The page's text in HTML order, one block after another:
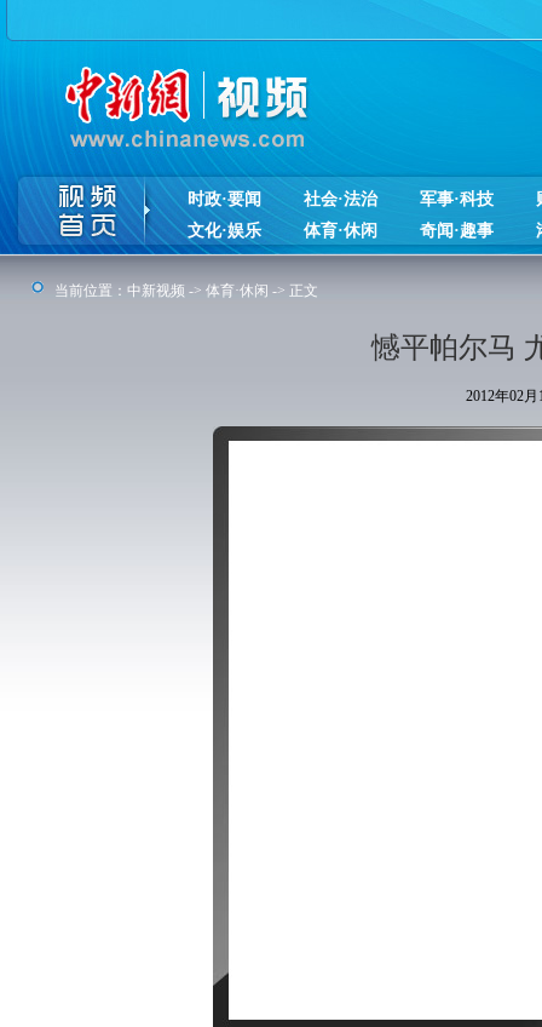
时政·要闻 社会·法治 军事·科技
文化·娱乐
体育·休闲 奇闻·趣事
当前位置： 中新视频 -> 体育·休闲 -> 正文
憾平帕尔马
2012年02